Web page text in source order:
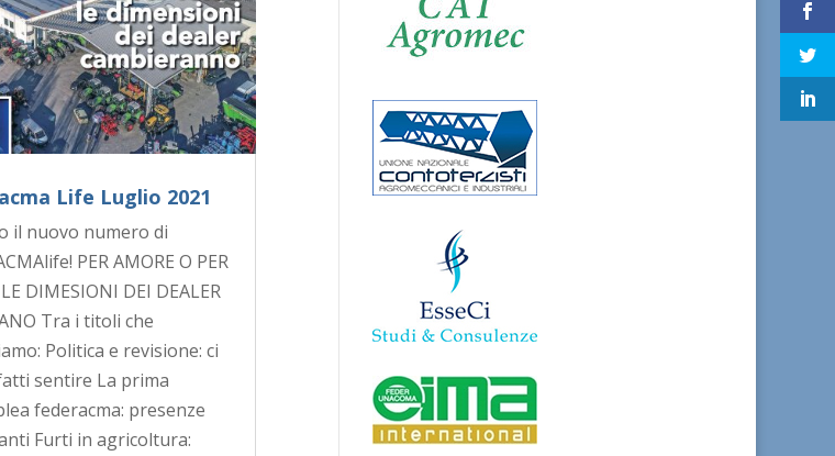
Life Luglio 2021
il nuovo numero di
PER AMORE O PER
DIMESIONI DEI DEALER
Tra i titoli che
Politica e revisione: ci
sentire La prima
federacma: presenze
Furti in agricoltura: